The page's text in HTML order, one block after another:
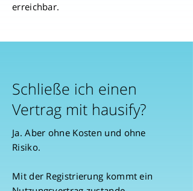
erreichbar.
Schließe ich einen
Vertrag mit hausify?
Ja. Aber ohne Kosten und ohne
Risiko.
Mit der Registrierung kommt ein